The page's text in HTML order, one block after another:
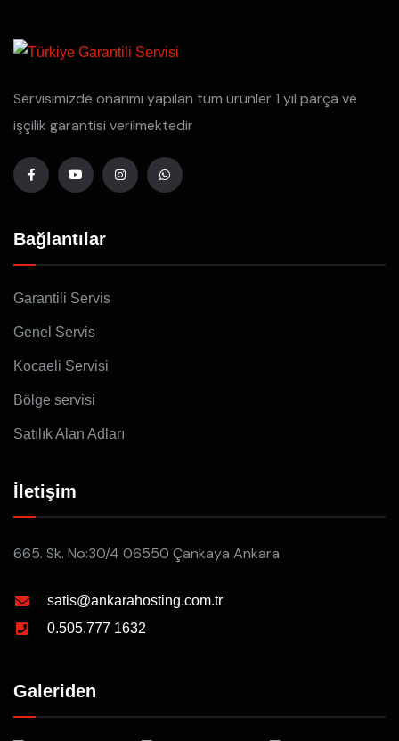
Servisimizde onarımı yapılan tüm ürünler 1 yıl parça ve
işçilik garantisi verilmektedir
Bağlantılar
Garantili Servis
Genel Servis
Kocaeli Servisi
Bölge servisi
Satılık Alan Adları
İletişim
665. Sk. No:30/4 06550 Çankaya Ankara
satis@ankarahosting.com.tr
0.505.777 1632
Galeriden